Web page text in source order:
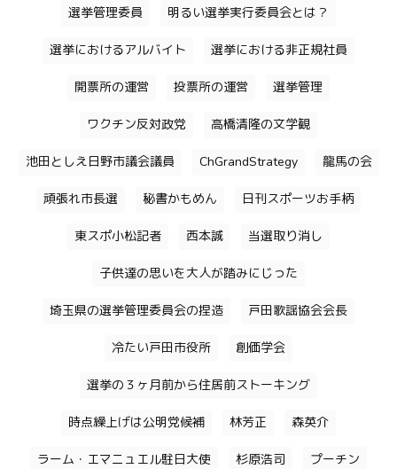
選挙管理委員 明るい選挙実行委員会とは？
選挙におけるアルバイト 選挙における非正規社員
開票所の運営 投票所の運営 選挙管理
ワクチン反対政党 高橋清隆の文学観
池田としえ日野市議会議員 ChGrandStrategy 龍馬の会
頑張れ市長選 秘書かもめん 日刊スポーツお手柄
東スポ小松記者 西本誠 当選取り消し
子供達の思いを大人が踏みにじった
埼玉県の選挙管理委員会の捏造 戸田歌謡協会会長
冷たい戸田市役所 創価学会
選挙の３ヶ月前から住居前ストーキング
時点繰上げは公明党候補 林芳正 森英介
ラーム・エマニュエル駐日大使 杉原浩司 プーチン